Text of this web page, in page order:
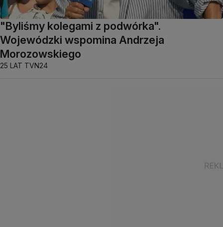
"Byliśmy kolegami z podwórka".
Wojewódzki wspomina Andrzeja
Morozowskiego
25 LAT TVN24